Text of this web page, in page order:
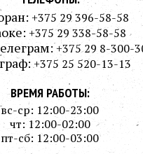
+375 29 396-58-58
+375 29 338-58-58
+375 29 8-300-
+375 25 520-13-13
ВРЕМЯ РАБОТЫ:
вс-ср: 12:00-23:00
чт: 12:00-02:00
пт-сб: 12:00-03:00